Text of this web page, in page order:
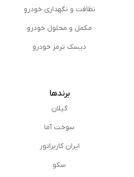
نظافت و نگهداری خودرو
مكمل و محلول خودرو
دیسک ترمز خودرو
برندها
گیلان
سوخت آما
ایران کاربراتور
سکو